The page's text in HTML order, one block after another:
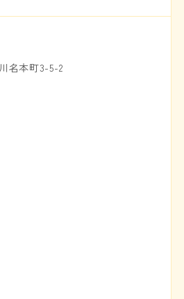
名本町3-5-2